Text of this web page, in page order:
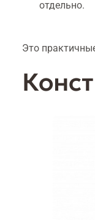
отдельно.
Это